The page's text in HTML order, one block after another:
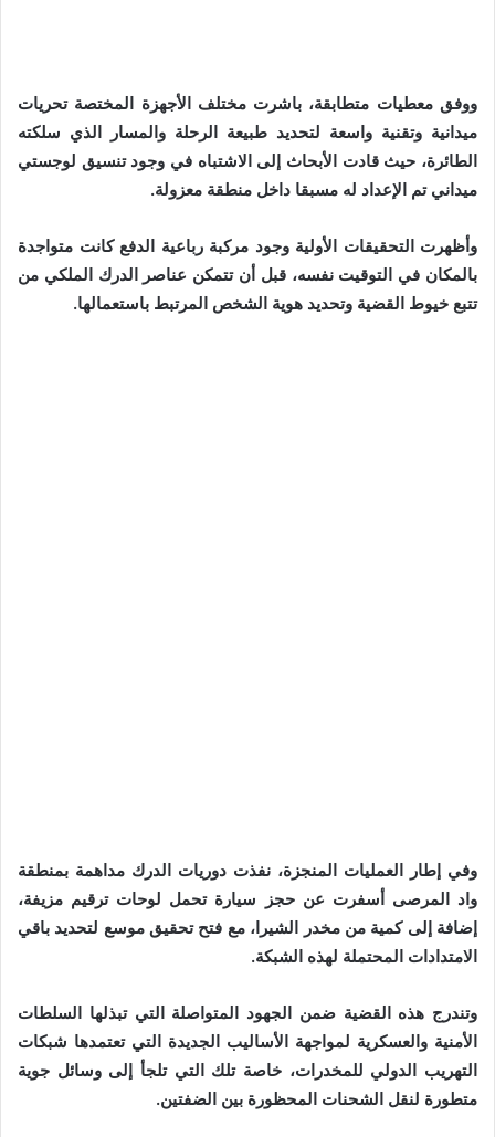
ووفق معطيات متطابقة، باشرت مختلف الأجهزة المختصة تحريات
ميدانية وتقنية واسعة لتحديد طبيعة الرحلة والمسار الذي سلكته
الطائرة، حيث قادت الأبحاث إلى الاشتباه في وجود تنسيق لوجستي
ميداني تم الإعداد له مسبقا داخل منطقة معزولة.
وأظهرت التحقيقات الأولية وجود مركبة رباعية الدفع كانت متواجدة
بالمكان في التوقيت نفسه، قبل أن تتمكن عناصر الدرك الملكي من
تتبع خيوط القضية وتحديد هوية الشخص المرتبط باستعمالها.
وفي إطار العمليات المنجزة، نفذت دوريات الدرك مداهمة بمنطقة
واد المرصى أسفرت عن حجز سيارة تحمل لوحات ترقيم مزيفة،
إضافة إلى كمية من مخدر الشيرا، مع فتح تحقيق موسع لتحديد باقي
الامتدادات المحتملة لهذه الشبكة.
وتندرج هذه القضية ضمن الجهود المتواصلة التي تبذلها السلطات
الأمنية والعسكرية لمواجهة الأساليب الجديدة التي تعتمدها شبكات
التهريب الدولي للمخدرات، خاصة تلك التي تلجأ إلى وسائل جوية
متطورة لنقل الشحنات المحظورة بين الضفتين.